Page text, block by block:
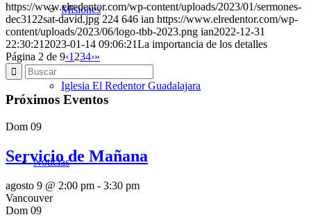
Misiones
Iglesia El Redentor Guadalajara
Noticias
https://www.elredentor.com/wp-content/uploads/2023/01/sermones-
dec3122sat-david.jpg 224 646 ian https://www.elredentor.com/wp-
content/uploads/2023/06/logo-tbb-2023.png ian2022-12-31
22:30:21 2023-01-14 09:06:21La importancia de los detalles
Página 2 de 9‹1 234›»
Próximos Eventos
Dom 09
Servicio de Mañana
agosto 9 @ 2:00 pm - 3:30 pm
Vancouver
Dom 09